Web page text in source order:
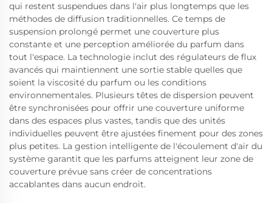
qui restent suspendues dans l'air plus longtemps que les
méthodes de diffusion traditionnelles. Ce temps de
suspension prolongé permet une couverture plus
constante et une perception améliorée du parfum dans
tout l'espace. La technologie inclut des régulateurs de flux
avancés qui maintiennent une sortie stable quelles que
soient la viscosité du parfum ou les conditions
environnementales. Plusieurs têtes de dispersion peuvent
être synchronisées pour offrir une couverture uniforme
dans des espaces plus vastes, tandis que des unités
individuelles peuvent être ajustées finement pour des zones
plus petites. La gestion intelligente de l'écoulement d'air du
système garantit que les parfums atteignent leur zone de
couverture prévue sans créer de concentrations
accablantes dans aucun endroit.